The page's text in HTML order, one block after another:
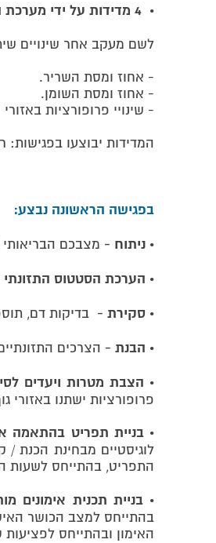
•4 מדידות על ידי מערכת ה - Scaler - אבחון מקיף של הרכב ומבנה הגוף שלכם
לשם מעקב אחר שינויים
- אחוז ומסת השריר.
- אחוז ומסת השומן.
- שינויי פרופורציות
המדידות יבוצעו בפגישות:
בפגישה הראשונה נבצע:
•ניתוח - מצבכם הבריאותי /
​• הערכת הסטטוס התזונתי
​• סקירת - בדיקות דם,
• הבנת - הצרכים
​• הצבת מטרות ויעדים
פרופורציות ישתנו באזורי
•בניית תפריט בהתאמה
לוגיסטיים מבחינת הכנת
התפריט, בהתייחס לשעות
​•בניית תכנית
בהתייחס למצב הכושר
האימון ובהתייחס